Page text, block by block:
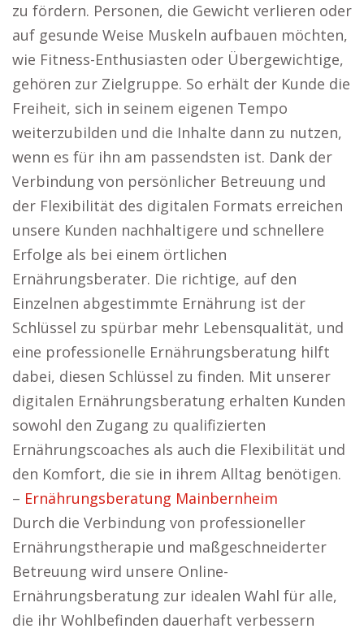
zu fördern. Personen, die Gewicht verlieren oder
auf gesunde Weise Muskeln aufbauen möchten,
wie Fitness-Enthusiasten oder Übergewichtige,
gehören zur Zielgruppe. So erhält der Kunde die
Freiheit, sich in seinem eigenen Tempo
weiterzubilden und die Inhalte dann zu nutzen,
wenn es für ihn am passendsten ist. Dank der
Verbindung von persönlicher Betreuung und
der Flexibilität des digitalen Formats erreichen
unsere Kunden nachhaltigere und schnellere
Erfolge als bei einem örtlichen
Ernährungsberater. Die richtige, auf den
Einzelnen abgestimmte Ernährung ist der
Schlüssel zu spürbar mehr Lebensqualität, und
eine professionelle Ernährungsberatung hilft
dabei, diesen Schlüssel zu finden. Mit unserer
digitalen Ernährungsberatung erhalten Kunden
sowohl den Zugang zu qualifizierten
Ernährungscoaches als auch die Flexibilität und
den Komfort, die sie in ihrem Alltag benötigen.
– Ernährungsberatung Mainbernheim
Durch die Verbindung von professioneller
Ernährungstherapie und maßgeschneiderter
Betreuung wird unsere Online-
Ernährungsberatung zur idealen Wahl für alle,
die ihr Wohlbefinden dauerhaft verbessern